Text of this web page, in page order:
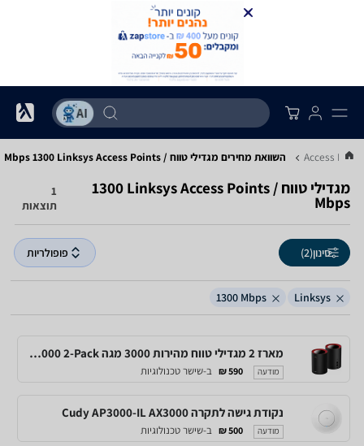
השוואת מחירים מגדילי טווח / Access Points ‏Linksys ‏1300 ‏Mbps
מגדילי טווח / Access Points ‏Linksys ‏1300
1
תוצאות
סינון(2) פופולריות
Linksys
1300‎ Mbps
מארז 2 מגדילי טווח מהירות 3000 מגה CUDY M3000 2-Pack
מודעה 590 ₪ ב-שישר טכנולוגיות
נקודת גישה לתקרה Cudy AP3000-IL AX3000
מודעה 500 ₪ ב-שישר טכנולוגיות